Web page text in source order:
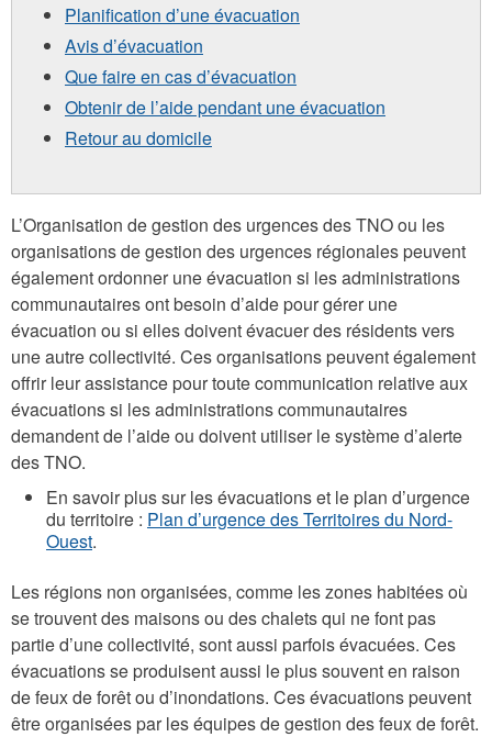
Planification d’une évacuation
Avis d’évacuation
Que faire en cas d’évacuation
Obtenir de l’aide pendant une évacuation
Retour au domicile
L’Organisation de gestion des urgences des TNO ou les
organisations de gestion des urgences régionales peuvent
également ordonner une évacuation si les administrations
communautaires ont besoin d’aide pour gérer une
évacuation ou si elles doivent évacuer des résidents vers
une autre collectivité. Ces organisations peuvent également
offrir leur assistance pour toute communication relative aux
évacuations si les administrations communautaires
demandent de l’aide ou doivent utiliser le système d’alerte
des TNO.
En savoir plus sur les évacuations et le plan d’urgence
du territoire : Plan d’urgence des Territoires du Nord-
Ouest.
Les régions non organisées, comme les zones habitées où
se trouvent des maisons ou des chalets qui ne font pas
partie d’une collectivité, sont aussi parfois évacuées. Ces
évacuations se produisent aussi le plus souvent en raison
de feux de forêt ou d’inondations. Ces évacuations peuvent
être organisées par les équipes de gestion des feux de forêt.